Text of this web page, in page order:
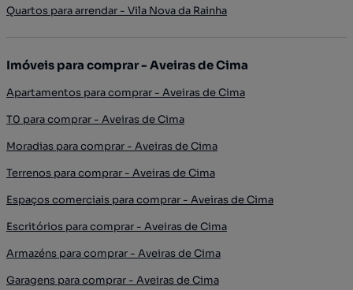
Quartos para arrendar - Vila Nova da Rainha
Imóveis para comprar - Aveiras de Cima
Apartamentos para comprar - Aveiras de Cima
T0 para comprar - Aveiras de Cima
Moradias para comprar - Aveiras de Cima
Terrenos para comprar - Aveiras de Cima
Espaços comerciais para comprar - Aveiras de Cima
Escritórios para comprar - Aveiras de Cima
Armazéns para comprar - Aveiras de Cima
Garagens para comprar - Aveiras de Cima